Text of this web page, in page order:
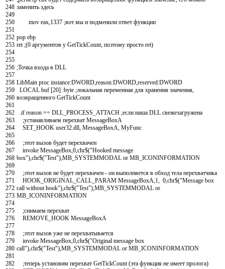
248
249
250
251
252
253
254
255
256
257
258
259
260
261
262
263
264
265
266
267
268
269
270
271
272
273
274
275
276
277
278
279
280
281
282
заменить здесь
mov eax,1337 ;вот мы и подменили ответ функции
pop ebp
ret ;(0 аргументов у GetTickCount, поэтому просто ret)
;Точка входа в DLL
LibMain proc instance:DWORD,reason:DWORD,reserved:DWORD
LOCAL buf [20] :byte ;локальная переменная для хранения значения,
возвращенного GetTickCount
.if reason == DLL PROCESS ATTACH ;если наша DLL свежезагружена
;устанавливаем перехват MessageBoxA
SET_HOOK user32.dll, MessageBoxA, MyFunc
;этот вызов будет перехвачен
invoke MessageBox,0,chr$("Hooked message
box"),chr$("Test"),MB SYSTEMMODAL or MB ICONINFORMATION
;этот вызов не будет перехвачен - он выполняется в обход тела перехватчика
HOOK_ORIGINAL_CALL_PARAM MessageBoxA,1, 0,chr$("Message box
call without hook"),chr$("Test"),MB SYSTEMMODAL or
MB ICONINFORMATION
;снимаем перехват
REMOVE_HOOK MessageBoxA
;этот вызов уже не перехватывается
invoke MessageBox,0,chr$("Original message box
call"),chr$("Test"),MB SYSTEMMODAL or MB ICONINFORMATION
;теперь установим перехват GetTickCount (эта функция не имеет пролога)